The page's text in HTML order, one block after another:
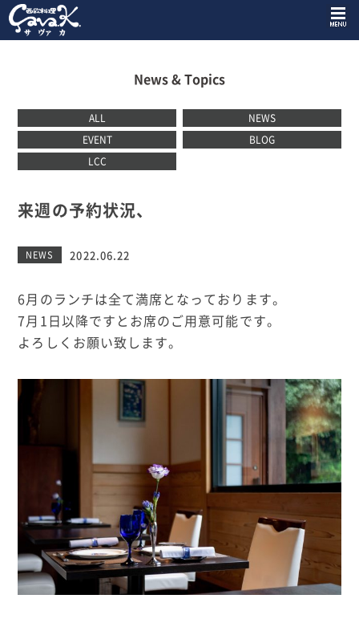
News & Topics
ALL
NEWS
EVENT
BLOG
LCC
来週の予約状況、
NEWS 2022.06.22
6月のランチは全て満席となっております。
7月1日以降ですとお席のご用意可能です。
よろしくお願い致します。